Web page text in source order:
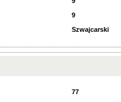
9
Szwajcarski
77